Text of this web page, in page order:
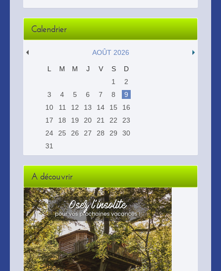
Calendrier
AOÛT 2026
L M M J V S
D
1
2
3
4 5 6 7 8
9
10
11 12 13 14 15
16
17
18 19 20 21 22
23
24
25 26 27 28 29
30
31
A découvrir